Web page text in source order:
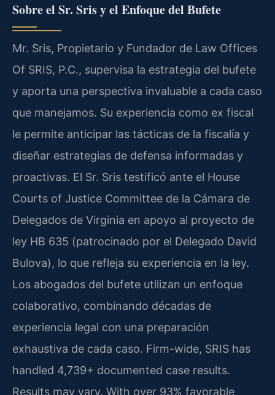
Sobre el Sr. Sris y el Enfoque del Bufete
Mr. Sris, Propietario y Fundador de Law Offices
Of SRIS, P.C., supervisa la estrategia del bufete
y aporta una perspectiva invaluable a cada caso
que manejamos. Su experiencia como ex fiscal
le permite anticipar las tácticas de la fiscalía y
diseñar estrategias de defensa informadas y
proactivas. El Sr. Sris testificó ante el House
Courts of Justice Committee de la Cámara de
Delegados de Virginia en apoyo al proyecto de
ley HB 635 (patrocinado por el Delegado David
Bulova), lo que refleja su experiencia en la ley.
Los abogados del bufete utilizan un enfoque
colaborativo, combinando décadas de
experiencia legal con una preparación
exhaustiva de cada caso. Firm-wide, SRIS has
handled 4,739+ documented case results.
Results may vary. With over 93% favorable